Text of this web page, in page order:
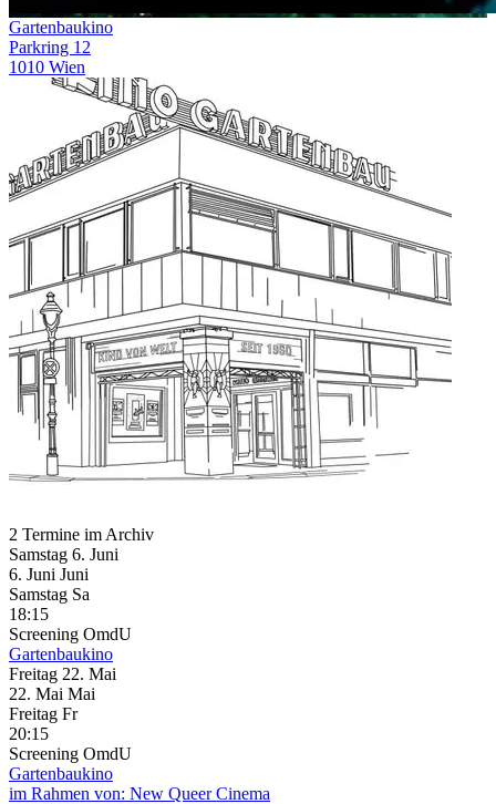
Gartenbaukino
Parkring 12
1010 Wien
2 Termine im Archiv
Samstag 6. Juni
6. Juni Juni
Samstag Sa
18:15
Screening OmdU
Gartenbaukino
Freitag 22. Mai
22. Mai Mai
Freitag Fr
20:15
Screening OmdU
Gartenbaukino
im Rahmen von: New Queer Cinema